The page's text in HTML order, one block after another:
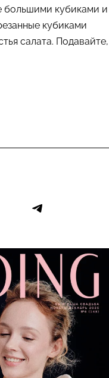
большими кубиками и
кубиками
салата. Подавайте,